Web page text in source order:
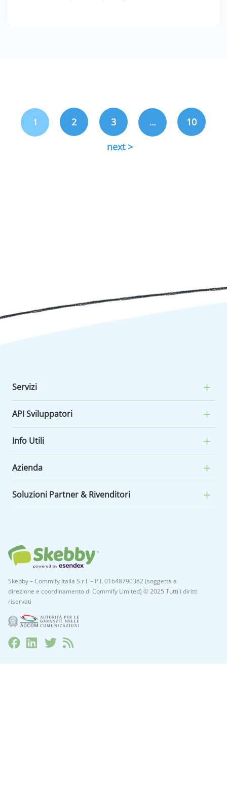
1 2 3 … 10
next >
Servizi
API Sviluppatori
Info Utili
Azienda
Soluzioni Partner & Rivenditori
Skebby – Commify Italia S.r.l. – P.I. 01648790382 (soggetta a
direzione e coordinamento di Commify Limited) © 2025 Tutti i diritti
riservati